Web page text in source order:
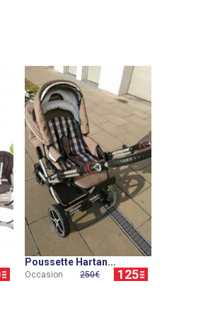
Poussette Hartan...
125
Occasion 250€